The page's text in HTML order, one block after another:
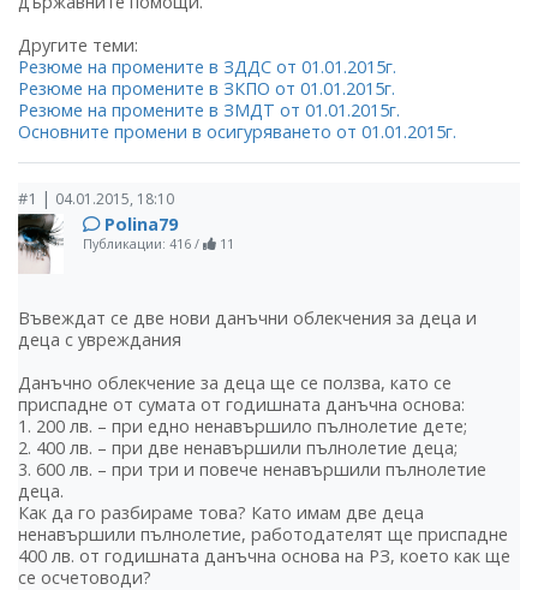
Другите теми:
Резюме на промените в ЗДДС от 01.01.2015г.
Резюме на промените в ЗКПО от 01.01.2015г.
Резюме на промените в ЗМДТ от 01.01.2015г.
Основните промени в осигуряването от 01.01.2015г.
#1 | 04.01.2015, 18:10
Polina79
Публикации: 416/ 11
Въвеждат се две нови данъчни облекчения за деца и
деца с увреждания
Данъчно облекчение за деца ще се ползва, като се
приспадне от сумата от годишната данъчна основа:
1. 200 лв. – при едно ненавършило пълнолетие дете;
2. 400 лв. – при две ненавършили пълнолетие деца;
3. 600 лв. – при три и повече ненавършили пълнолетие
деца.
Как да го разбираме това? Като имам две деца
ненавършили пълнолетие, работодателят ще приспадне
400 лв. от годишната данъчна основа на РЗ, което как ще
се осчетоводи?